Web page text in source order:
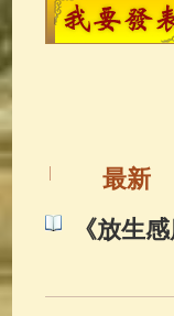
善
最新
《放生